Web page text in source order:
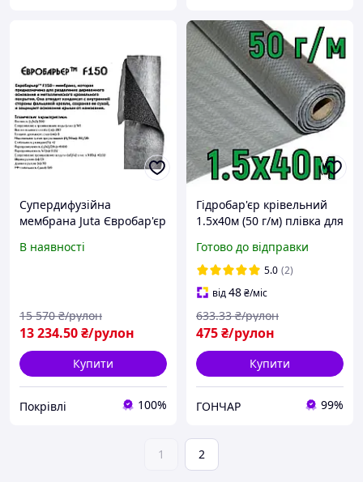
Супердифузійна
мембрана Juta Євробар'єр
В наявності
13 234.50₴/рулон
15 570 ₴/рулон
Купити
Покрівлі 100%
Гідробар'єр крівельний
1.5х40м (50 г/м) плівка для
Готово до відправки
5.0 (2)
від48₴/міс
475₴/рулон
633.33 ₴/рулон
Купити
ГОНЧАР 99%
1 2